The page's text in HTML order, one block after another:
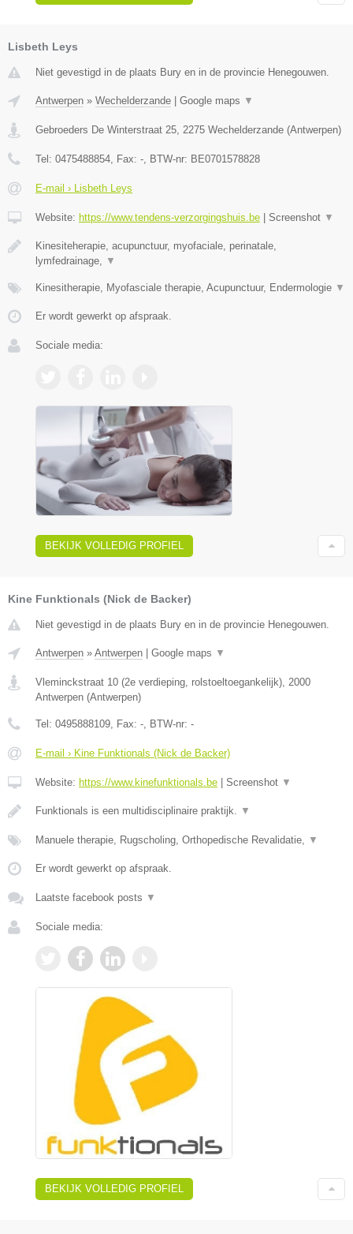
Lisbeth Leys
Niet gevestigd in de plaats Bury en in de provincie Henegouwen.
Antwerpen » Wechelderzande | Google maps ▼
Gebroeders De Winterstraat 25 2275 Wechelderzande (Antwerpen)
Tel: 0475488854 , Fax: - , BTW-nr: BE0701578828
E-mail › Lisbeth Leys
Website: https://www.tendens-verzorgingshuis.be | Screenshot ▼
Kinesiteherapie, acupunctuur, myofaciale, perinatale,
lymfedrainage,
▼
Kinesitherapie, Myofasciale therapie, Acupunctuur, Endermologie ▼
Er wordt gewerkt op afspraak.
Sociale media:
BEKIJK VOLLEDIG PROFIEL
Kine Funktionals (Nick de Backer)
Niet gevestigd in de plaats Bury en in de provincie Henegouwen.
Antwerpen » Antwerpen Google maps ▼
Vleminckstraat 10 (2e verdieping, rolstoeltoegankelijk), 2000
Antwerpen (Antwerpen)
Tel: 0495888109, Fax: -, BTW-nr: -
E-mail › Kine Funktionals (Nick de Backer)
Website: https://www.kinefunktionals.be Screenshot ▼
Funktionals is een multidisciplinaire praktijk. ▼
Manuele therapie, Rugscholing, Orthopedische Revalidatie, ▼
Er wordt gewerkt op afspraak.
Laatste facebook posts ▼
Sociale media:
BEKIJK VOLLEDIG PROFIEL